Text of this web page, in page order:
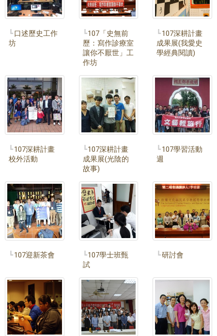
口述歷史工作
坊
107「史無前
歷：寫作診療室
讓你不厭世」工
作坊
107深耕計畫
成果展(我愛史
學經典閱讀)
107深耕計畫
校外活動
107深耕計畫
成果展(光陰的
故事)
107學習活動
週
107迎新茶會
107學士班甄
試
研討會